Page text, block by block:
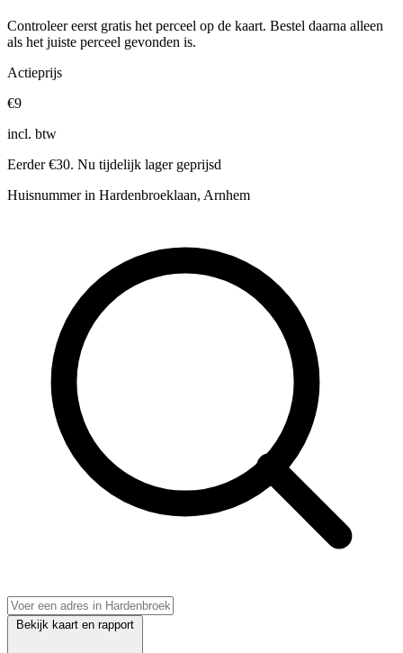
Controleer eerst gratis het perceel op de kaart. Bestel daarna alleen
als het juiste perceel gevonden is.
Actieprijs
€9
incl. btw
Eerder €30. Nu tijdelijk lager geprijsd
Huisnummer in Hardenbroeklaan, Arnhem
Bekijk kaart en rapport